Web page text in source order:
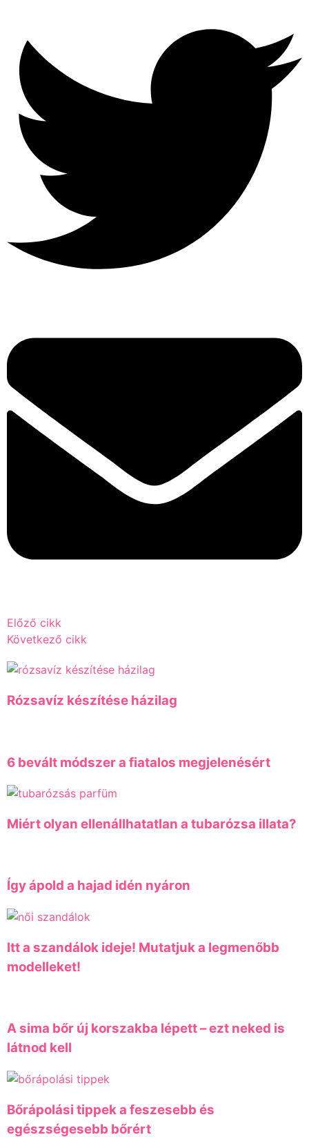
Előző cikk
Következő cikk
Rózsavíz készítése házilag
6 bevált módszer a fiatalos megjelenésért
Miért olyan ellenállhatatlan a tubarózsa illata?
Így ápold a hajad idén nyáron
Itt a szandálok ideje! Mutatjuk a legmenőbb
modelleket!
A sima bőr új korszakba lépett – ezt neked is
látnod kell
Bőrápolási tippek a feszesebb és
egészségesebb bőrért